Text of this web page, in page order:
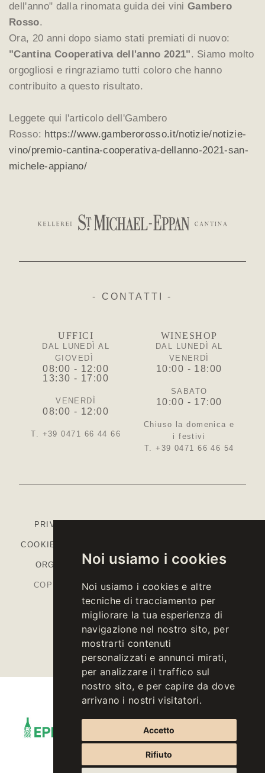
Noi usiamo i cookies
Noi usiamo i cookies e altre
tecniche di tracciamento per
migliorare la tua esperienza di
navigazione nel nostro sito, per
mostrarti contenuti
personalizzati e annunci mirati,
per analizzare il traffico sul
nostro sito, e per capire da dove
arrivano i nostri visitatori.
Accetto
Rifiuto
dell'anno" dalla rinomata guida dei viniGambero
Rosso.
Ora, 20 anni dopo siamo stati premiati di nuovo:
"Cantina Cooperativa dell'anno 2021". Siamo molto
orgogliosi e ringraziamo tutti coloro che hanno
contribuito a questo risultato.
Leggete qui l'articolo dell'Gambero
Rosso: https://www.gamberorosso.it/notizie/notizie-
vino/premio-cantina-cooperativa-dellanno-2021-san-
michele-appiano/
UFFICI
DAL LUNEDÌ AL
GIOVEDÌ
08:00 - 12:00
13:30 - 17:00
VENERDÌ
08:00 - 12:00
T. +39 0471 66 44 66
- CONTATTI -
WINESHOP
DAL LUNEDÌ AL
VENERDÌ
10:00 - 18:00
SABATO
10:00 - 17:00
Chiuso la domenica e
i festivi
T. +39 0471 66 46 54
PRIVACY
COOKIE
ORGANIZZATIVO -PIANO STRATEGICO PAC
COPYRIGHT © 2026 KELLEREI ST. MICHAEL-
EPPAN CANTINA
P.IVA IT00126670215